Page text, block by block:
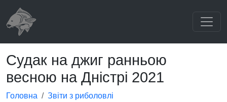
Судак на джиг ранньою
весною на Дністрі 2021
Головна
Звіти з риболовлі